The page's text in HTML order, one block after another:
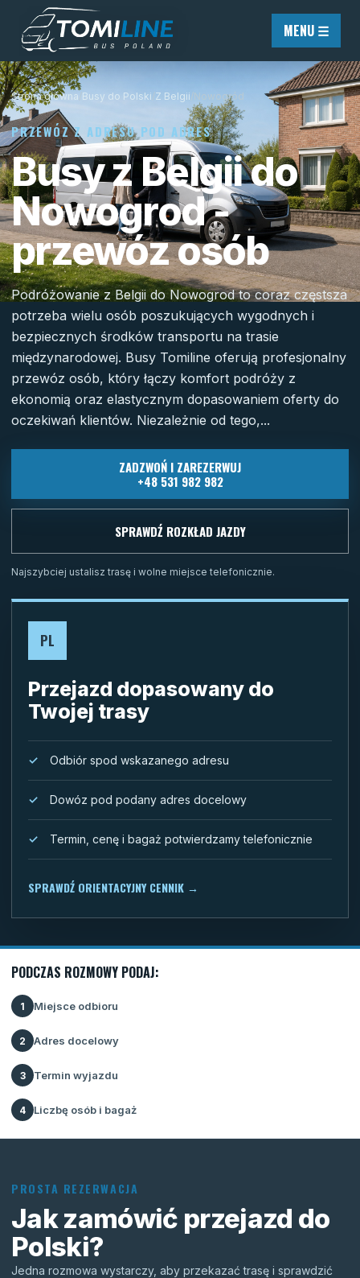
Przejdź do treści
MENU ☰
Strona główna Busy do Polski Z Belgii/Nowogród
PRZEWÓZ Z ADRESU POD ADRES
Busy z Belgii do
Nowogrod -
przewóz osób
Podróżowanie z Belgii do Nowogrod to coraz częstsza
potrzeba wielu osób poszukujących wygodnych i
bezpiecznych środków transportu na trasie
międzynarodowej. Busy Tomiline oferują profesjonalny
przewóz osób, który łączy komfort podróży z
ekonomią oraz elastycznym dopasowaniem oferty do
oczekiwań klientów. Niezależnie od tego,...
ZADZWOŃ I ZAREZERWUJ
+48 531 982 982
SPRAWDŹ ROZKŁAD JAZDY
Najszybciej ustalisz trasę i wolne miejsce telefonicznie.
PL
Przejazd dopasowany do
Twojej trasy
Odbiór spod wskazanego adresu
Dowóz pod podany adres docelowy
Termin, cenę i bagaż potwierdzamy telefonicznie
SPRAWDŹ ORIENTACYJNY CENNIK →
PODCZAS ROZMOWY PODAJ:
1 Miejsce odbioru
2 Adres docelowy
3 Termin wyjazdu
4 Liczbę osób i bagaż
PROSTA REZERWACJA
Jak zamówić przejazd do
Polski?
Jedna rozmowa wystarczy, aby przekazać trasę i sprawdzić